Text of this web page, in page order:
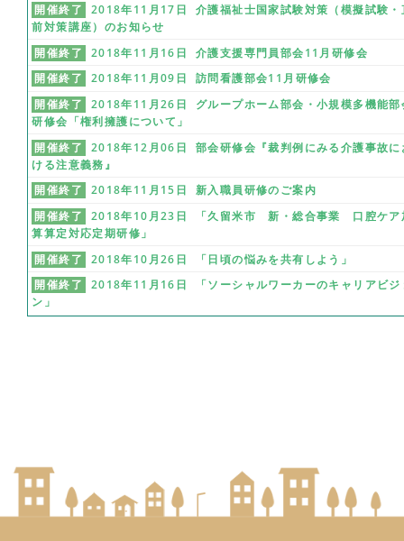
開催終了
2018年11月17日 介護福祉士国家試験対策（模擬試験・
前対策講座）のお知らせ
開催終了
2018年11月16日 介護支援専門員部会11月研修会
開催終了
2018年11月09日 訪問看護部会11月研修会
開催終了
2018年11月26日 グループホーム部会・小規模多機能部
研修会「権利擁護について」
開催終了
2018年12月06日 部会研修会『裁判例にみる介護事故に
ける注意義務』
開催終了
2018年11月15日 新入職員研修のご案内
開催終了
2018年10月23日 「久留米市 新・総合事業 口腔ケア
算算定対応定期研修」
開催終了
2018年10月26日 「日頃の悩みを共有しよう」
開催終了
2018年11月16日 「ソーシャルワーカーのキャリアビジ
ン」